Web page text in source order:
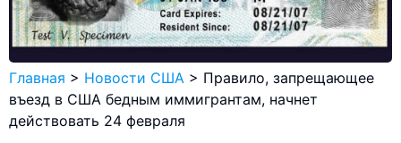
Главная > Новости США > Правило, запрещающее
въезд в США бедным иммигрантам, начнет
действовать 24 февраля